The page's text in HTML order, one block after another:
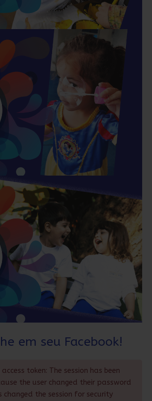
em seu Facebook!
token: The session has been
the user changed their password
changed the session for security